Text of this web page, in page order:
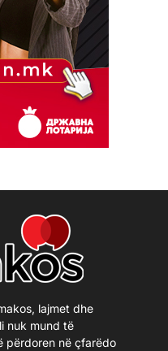
lajmet dhe
nuk mund të
përdoren në çfarëdo